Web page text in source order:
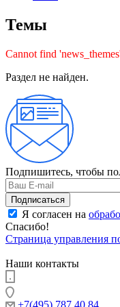
Темы
Cannot find
Раздел не найден.
Подпишитесь, чтобы
Я согласен на
Спасибо!
Страница управления
Наши контакты
+7(495) 787 40 84